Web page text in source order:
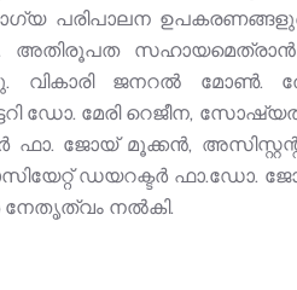
പരിപാലന
അതിരൂപത
വികാരി ജനറല്‍ മോണ്‍.
ഡോ. മേരി റെജീന,
ഫാ. ജോയ് മൂക്കന്‍,
ഡയറക്ടര്‍ ഫാ.ഡോ.
നേതൃത്വം നല്‍കി.